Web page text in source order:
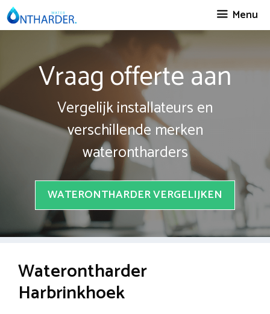
Spring
naar
Menu
Vraag offerte aan
Vergelijk installateurs en
verschillende merken
waterontharders
WATERONTHARDER VERGELIJKEN
Waterontharder
Harbrinkhoek